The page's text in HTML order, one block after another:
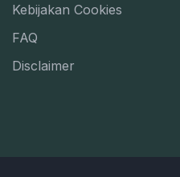
Kebijakan Cookies
FAQ
Disclaimer